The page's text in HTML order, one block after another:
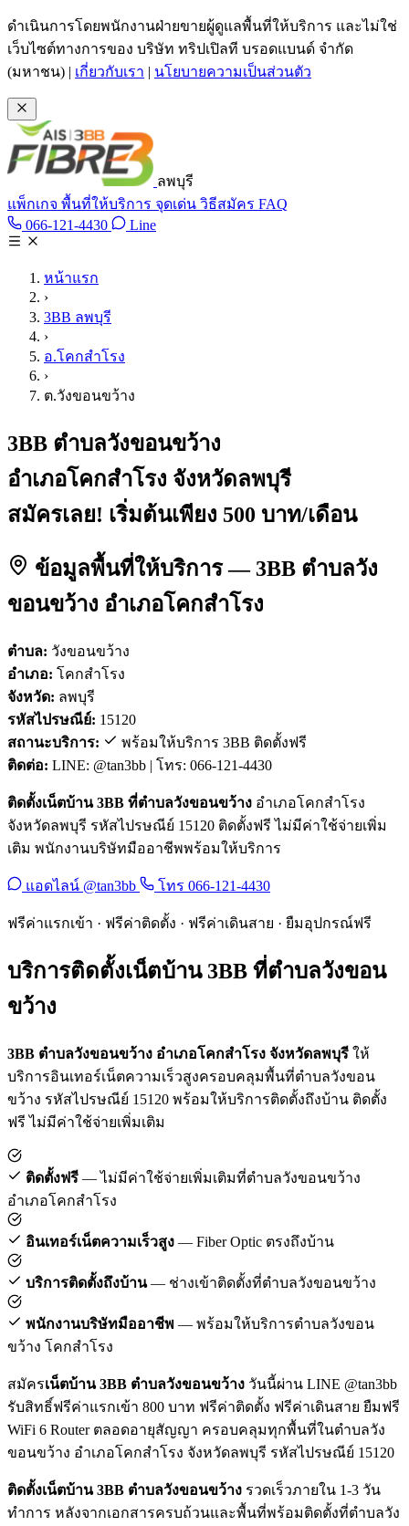
ข้ามไปเนื้อหาหลัก
ดำเนินการโดยพนักงานฝ่ายขายผู้ดูแลพื้นที่ให้บริการ และไม่ใช่
เว็บไซต์ทางการของ บริษัท ทริปเปิลที บรอดแบนด์ จำกัด
(มหาชน) | เกี่ยวกับเรา | นโยบายความเป็นส่วนตัว
ลพบุรี
แพ็กเกจ พื้นที่ให้บริการ จุดเด่น วิธีสมัคร FAQ
066-121-4430 โทร 066-121-4430
LineLine @tan3bb
หน้าแรก
›
3BB ลพบุรี
›
อ.โคกสำโรง
›
ต.วังขอนขว้าง
3BB ตำบลวังขอนขว้าง
อำเภอโคกสำโรง จังหวัดลพบุรี
สมัครเลย! เริ่มต้นเพียง 500 บาท/เดือน
ข้อมูลพื้นที่ให้บริการ — 3BB ตำบลวัง
ขอนขว้าง อำเภอโคกสำโรง
ตำบล: วังขอนขว้าง
อำเภอ: โคกสำโรง
จังหวัด: ลพบุรี
รหัสไปรษณีย์: 15120
สถานะบริการ:
พร้อมให้บริการ 3BB ติดตั้งฟรี
ติดต่อ: LINE: @tan3bb | โทร: 066-121-4430
ติดตั้งเน็ตบ้าน 3BB ที่ตำบลวังขอนขว้าง อำเภอโคกสำโรง
จังหวัดลพบุรี รหัสไปรษณีย์ 15120 ติดตั้งฟรี ไม่มีค่าใช้จ่ายเพิ่ม
เติม พนักงานบริษัทมืออาชีพพร้อมให้บริการ
แอดไลน์ @tan3bb โทร 066-121-4430
ฟรีค่าแรกเข้า · ฟรีค่าติดตั้ง · ฟรีค่าเดินสาย · ยืมอุปกรณ์ฟรี
บริการติดตั้งเน็ตบ้าน 3BB ที่ตำบลวังขอน
ขว้าง
3BB ตำบลวังขอนขว้าง อำเภอโคกสำโรง จังหวัดลพบุรี ให้
บริการอินเทอร์เน็ตความเร็วสูงครอบคลุมพื้นที่ตำบลวังขอน
ขว้าง รหัสไปรษณีย์ 15120 พร้อมให้บริการติดตั้งถึงบ้าน ติดตั้ง
ฟรี ไม่มีค่าใช้จ่ายเพิ่มเติม
ติดตั้งฟรี — ไม่มีค่าใช้จ่ายเพิ่มเติมที่ตำบลวังขอนขว้าง
อำเภอโคกสำโรง
อินเทอร์เน็ตความเร็วสูง — Fiber Optic ตรงถึงบ้าน
บริการติดตั้งถึงบ้าน— ช่างเข้าติดตั้งที่ตำบลวังขอนขว้าง
พนักงานบริษัทมืออาชีพ — พร้อมให้บริการตำบลวังขอน
ขว้าง โคกสำโรง
สมัครเน็ตบ้าน 3BB ตำบลวังขอนขว้าง วันนี้ผ่าน LINE @tan3bb
รับสิทธิ์ฟรีค่าแรกเข้า 800 บาท ฟรีค่าติดตั้ง ฟรีค่าเดินสาย ยืมฟรี
WiFi 6 Router ตลอดอายุสัญญา ครอบคลุมทุกพื้นที่ในตำบลวัง
ขอนขว้าง อำเภอโคกสำโรง จังหวัดลพบุรี รหัสไปรษณีย์ 15120
ติดตั้งเน็ตบ้าน 3BB ตำบลวังขอนขว้าง รวดเร็วภายใน 1-3 วัน
ทำการ หลังจากเอกสารครบถ้วนและพื้นที่พร้อมติดตั้งที่ตำบลวัง